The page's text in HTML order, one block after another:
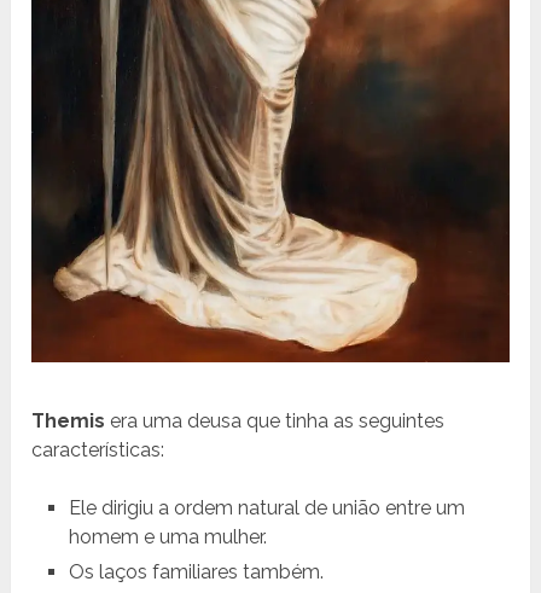
Themis era uma deusa que tinha as seguintes
características:
Ele dirigiu a ordem natural de união entre um
homem e uma mulher.
Os laços familiares também.